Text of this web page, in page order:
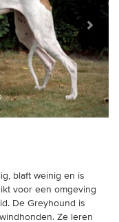
blaft weinig en is
voor een omgeving
De Greyhound is
Ze leren